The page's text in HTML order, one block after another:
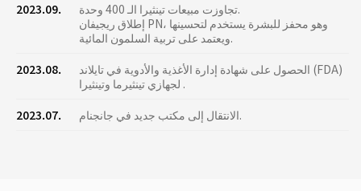
2023.09.
تجاوزت مبيعات تينثيرا الـ 400 وحدة.
إطلاق ريجيفان PN، وهو محفز للبشرة يستخدم لتحسينها
ويعتمد على تربية السلمون المائية.
2023.08.
الحصول على شهادة إدارة الأغذية والأدوية في تايلاند (FDA)
لجهازي تينثيرما وتينثيرا .
2023.07.
الانتقال إلى مكتب جديد في جانجنام.